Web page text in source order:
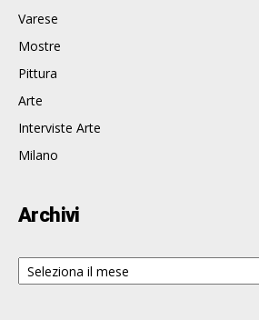
Varese
Mostre
Pittura
Arte
Interviste Arte
Milano
Archivi
Archivi